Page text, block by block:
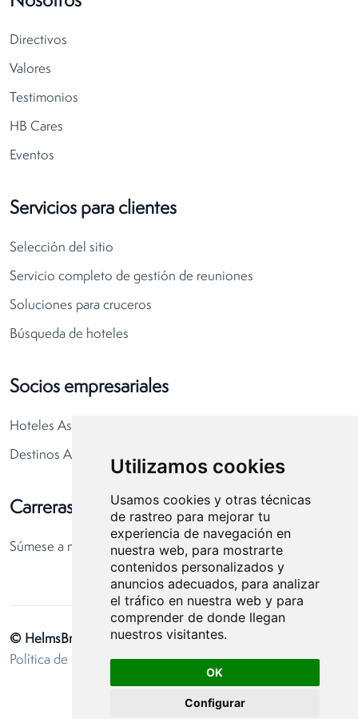
Utilizamos cookies
Usamos cookies y otras técnicas
de rastreo para mejorar tu
experiencia de navegación en
nuestra web, para mostrarte
contenidos personalizados y
anuncios adecuados, para analizar
el tráfico en nuestra web y para
comprender de donde llegan
nuestros visitantes.
OK
Configurar
Directivos
Valores
Testimonios
HB Cares
Eventos
Servicios para clientes
Selección del sitio
Servicio completo de gestión de reuniones
​​​​​​​Soluciones para cruceros
Búsqueda de hoteles
Socios empresariales
Hoteles Asociados
Destinos Asociados
Carreras
Súmese a nuestro equipo
© HelmsBriscoe 2026
Política de privacidad
Preferencias de cookies